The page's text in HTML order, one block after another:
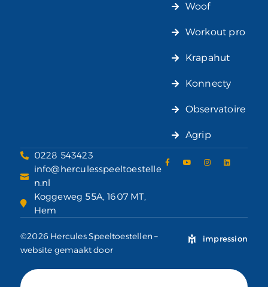
Woof
Workout pro
Krapahut
Konnecty
Observatoire
Agrip
0228 543423
info@herculesspeeltoestelle
n.nl
Koggeweg 55A, 1607 MT,
Hem
©2026 Hercules Speeltoestellen –
website gemaakt door
impression